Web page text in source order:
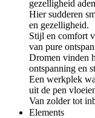
gezelligheid
Hier sudderen
en gezelligheid.
Stijl en comfort
van pure
Dromen vinden
ontspanning en
Een werkplek
uit de pen
Van zolder tot
Elements